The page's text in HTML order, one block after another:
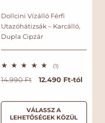
Dollcini Vízálló Férfi
Utazóhátizsák – Karcálló,
Dupla Cipzár
(1)1
s
e
s
é
r
N
r
14.990 Ft
A
c
i
ó
12.490 Ft-tól
VÁLASSZ A
LEHETŐSÉGEK KÖZÜL